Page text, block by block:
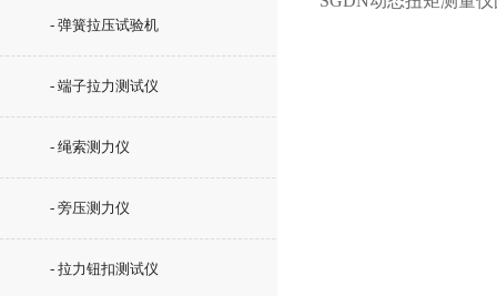
- 弹簧拉压试验机
- 端子拉力测试仪
- 绳索测力仪
- 旁压测力仪
- 拉力钮扣测试仪